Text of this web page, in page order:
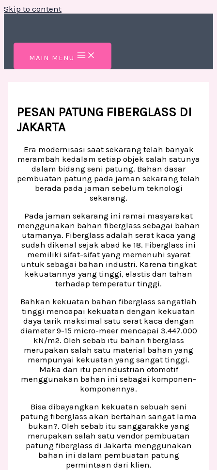
Skip to content
MAIN MENU
PESAN PATUNG FIBERGLASS DI
JAKARTA
Era modernisasi saat sekarang telah banyak
merambah kedalam setiap objek salah satunya
dalam bidang seni patung. Bahan dasar
pembuatan patung pada jaman sekarang telah
berada pada jaman sebelum teknologi
sekarang.
Pada jaman sekarang ini ramai masyarakat
menggunakan bahan fiberglass sebagai bahan
utamanya. Fiberglass adalah serat kaca yang
sudah dikenal sejak abad ke 18. Fiberglass ini
memiliki sifat-sifat yang memenuhi syarat
untuk sebagai bahan industri. Karena tingkat
kekuatannya yang tinggi, elastis dan tahan
terhadap temperatur tinggi.
Bahkan kekuatan bahan fiberglass sangatlah
tinggi mencapai kekuatan dengan kekuatan
daya tarik maksimal satu serat kaca dengan
diameter 9-15 micro-meer mencapai 3.447.000
kN/m2. Oleh sebab itu bahan fiberglass
merupakan salah satu material bahan yang
mempunyai kekuatan yang sangat tinggi.
Maka dari itu perindustrian otomotif
menggunakan bahan ini sebagai komponen-
komponennya.
Bisa dibayangkan kekuatan sebuah seni
patung fiberglass akan bertahan sangat lama
bukan?. Oleh sebab itu sanggarakke yang
merupakan salah satu vendor pembuatan
patung fiberglass di Jakarta menggunakan
bahan ini dalam pembuatan patung
permintaan dari klien.